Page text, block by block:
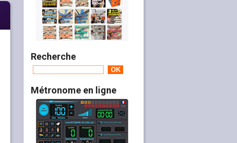
Recherche
Métronome en ligne